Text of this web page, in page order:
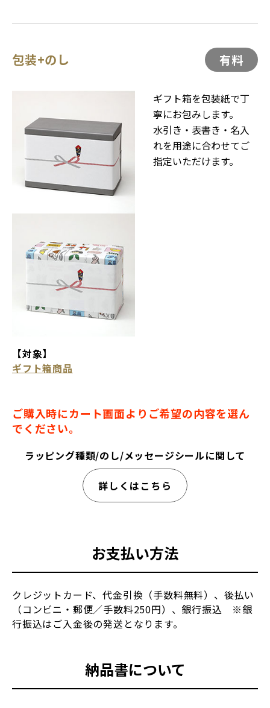
包装+のし 有料
ギフト箱を包装紙で丁
寧にお包みします。
水引き・表書き・名入
れを用途に合わせてご
指定いただけます。
【対象】
ギフト箱商品
ご購入時にカート画面よりご希望の内容を選ん
でください。
ラッピング種類/のし/メッセージシールに関して
詳しくはこちら
お支払い方法
クレジットカード、代金引換（手数料無料）、後払い
（コンビニ・郵便／手数料250円）、銀行振込 ※銀
行振込はご入金後の発送となります。
納品書について